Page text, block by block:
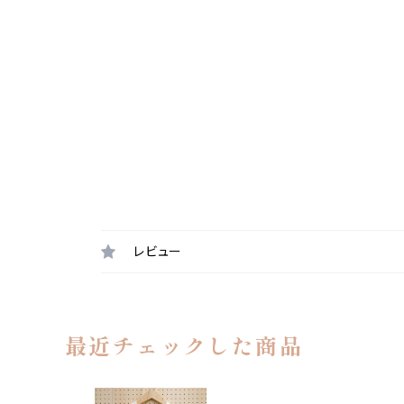
レビュー
最近チェックした商品